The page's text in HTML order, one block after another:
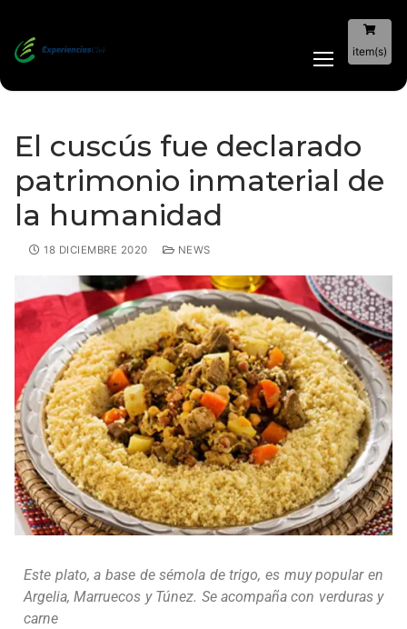
item(s)
El cuscús fue declarado
patrimonio inmaterial de
la humanidad
18 DICIEMBRE 2020 NEWS
Este plato, a base de sémola de trigo, es muy popular en
Argelia, Marruecos y Túnez. Se acompaña con verduras y
carne